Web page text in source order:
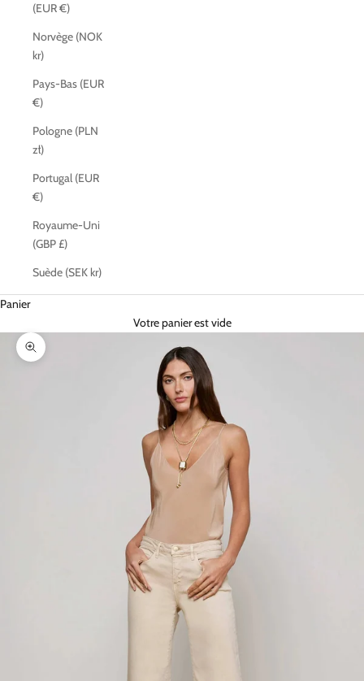
(EUR €)
Norvège (NOK
kr)
Pays-Bas (EUR
€)
Pologne (PLN
zł)
Portugal (EUR
€)
Royaume-Uni
(GBP £)
Suède (SEK kr)
Panier
Votre panier est vide
Zoomer sur l'image